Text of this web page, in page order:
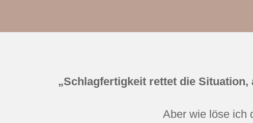
„Schlagfertigkeit rettet die Situation,
Aber wie löse ich